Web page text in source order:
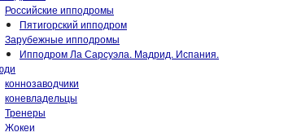
Российские ипподромы
Пятигорский ипподром
Зарубежные ипподромы
Ипподром Ла Сарсуэла. Мадрид. Испания.
коннозаводчики
коневладельцы
Тренеры
Жокеи